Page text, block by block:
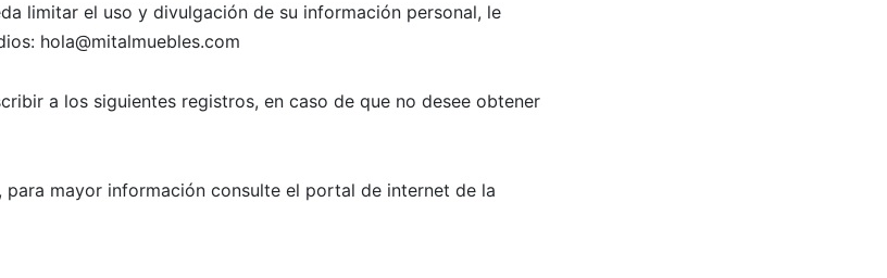
limitar el uso y divulgación de su información personal, le
hola@mitalmuebles.com
a los siguientes registros, en caso de que no desee obtener
para mayor información consulte el portal de internet de la